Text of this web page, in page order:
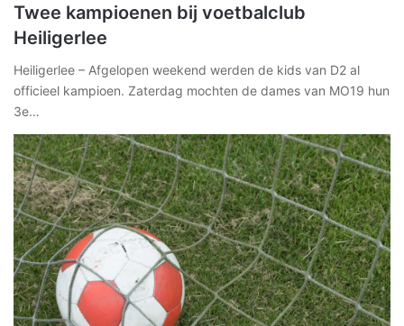
Twee kampioenen bij voetbalclub
Heiligerlee
Heiligerlee – Afgelopen weekend werden de kids van D2 al
officieel kampioen. Zaterdag mochten de dames van MO19 hun
3e…